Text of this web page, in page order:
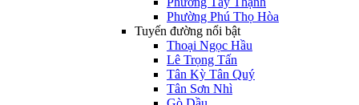
Phường Phú Thọ Hòa
Tuyến đường nổi bật
Thoại Ngọc Hầu
Lê Trọng Tấn
Tân Kỳ Tân Quý
Tân Sơn Nhì